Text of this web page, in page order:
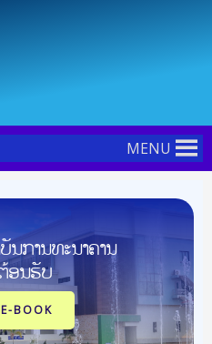
MENU
ການທະນາຄານ
ອນຮັບ
BOOK